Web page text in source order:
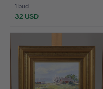
1 bud
32 USD